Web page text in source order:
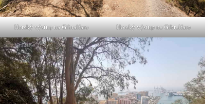
Horský výstup na Gibralfaro Horský výstup na Gibralfaro